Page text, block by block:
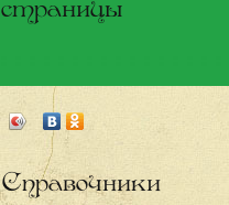
страницы
Справочники